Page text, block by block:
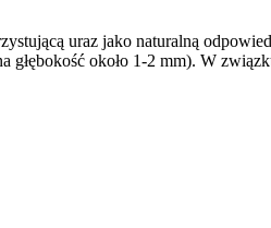
uraz jako naturalną
głębokość około 1-2 mm). W